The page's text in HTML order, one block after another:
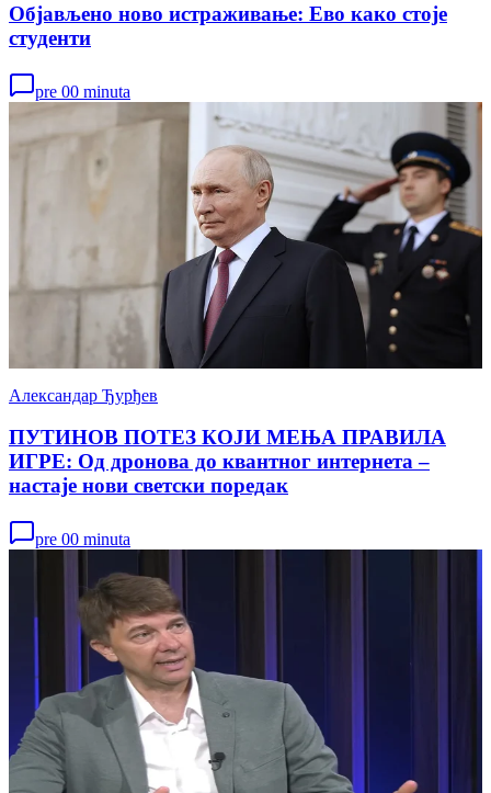
Објављено ново истраживање: Ево како стоје
студенти
pre 00 minuta
Александар Ђурђев
ПУТИНОВ ПОТЕЗ КОЈИ МЕЊА ПРАВИЛА
ИГРЕ: Од дронова до квантног интернета –
настаје нови светски поредак
pre 00 minuta